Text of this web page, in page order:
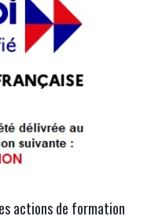
actions de formation